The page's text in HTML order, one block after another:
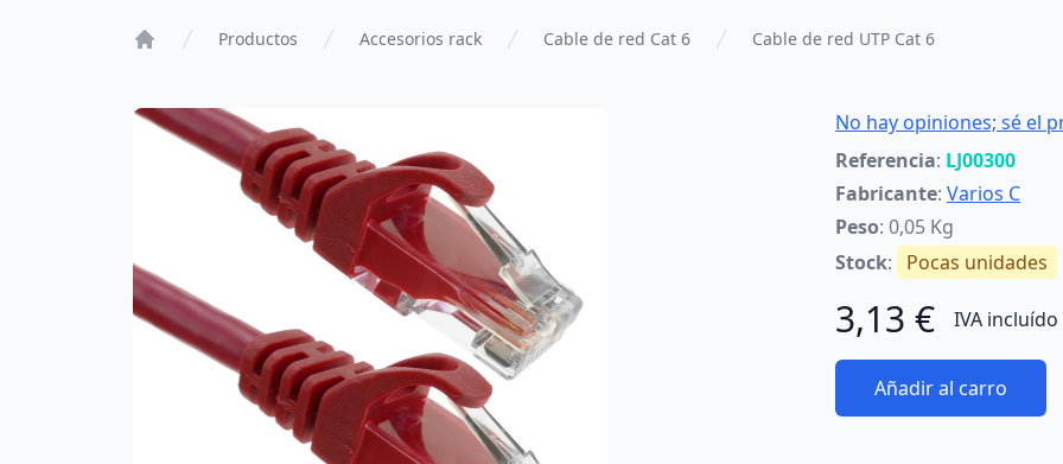
Productos Accesorios rack Cable de red Cat 6 Cable de red UTP Cat 6
No hay opiniones; sé el
Referencia: LJ00300
Fabricante: Varios C
Peso: 0,05 Kg
Stock: Pocas unidades
3,13 € IVA incluído
Añadir al carro